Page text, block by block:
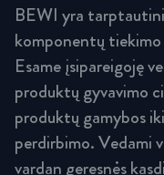
BEWI yra
komponentų
Esame įsipareigoję
produktų gyvavimo
produktų gamybos
perdirbimo. Vedami
vardan geresnės